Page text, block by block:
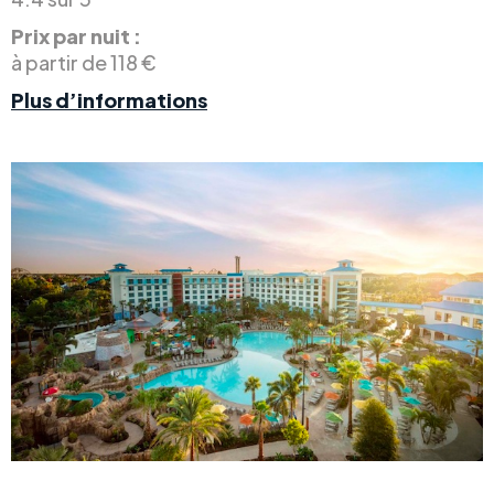
Prix par nuit :
à partir de 118 €
Plus d’informations